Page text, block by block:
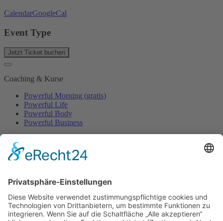
CalendarGoogleCal
Event Type
Jetzt Ticket buchen
Coaching & Kurse
Powerful Morning (gratis)
Powerful Life
Powerful Body
Powerful Business
Event-Übersicht
Über mich
Mit mir arbeiten